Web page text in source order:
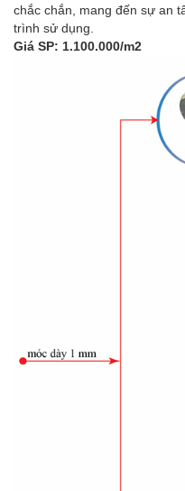
chắc chắn, mang đến sự an
trình sử dụng.
Giá SP: 1.100.000/m2